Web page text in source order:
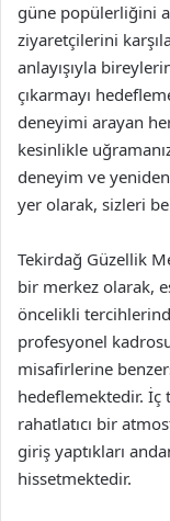
güne popülerliğini
ziyaretçilerini
anlayışıyla
çıkarmayı
deneyimi arayan
kesinlikle
deneyim ve
yer olarak, sizleri
Tekirdağ Güzellik
bir merkez olarak,
öncelikli
profesyonel
misafirlerine
hedeflemektedir. İç
rahatlatıcı bir
giriş yaptıkları
hissetmektedir.